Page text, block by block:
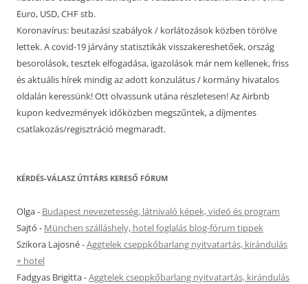
Euro, USD, CHF stb.
Koronavírus: beutazási szabályok / korlátozások közben törölve
lettek. A covid-19 járvány statisztikák visszakereshetőek, ország
besorolások, tesztek elfogadása, igazolások már nem kellenek, friss
és aktuális hírek mindig az adott konzulátus / kormány hivatalos
oldalán keressünk! Ott olvassunk utána részletesen! Az Airbnb
kupon kedvezmények időközben megszűntek, a díjmentes
csatlakozás/regisztráció megmaradt.
KÉRDÉS-VÁLASZ ÚTITÁRS KERESŐ FÓRUM
Olga- Budapest nevezetesség, látnivaló képek, videó és program
Sajtó - München szálláshely, hotel foglalás blog-fórum tippek
Szikora Lajosné-Aggtelek cseppkőbarlang nyitvatartás, kirándulás
+ hotel
Fadgyas Brigitta-Aggtelek cseppkőbarlang nyitvatartás, kirándulás